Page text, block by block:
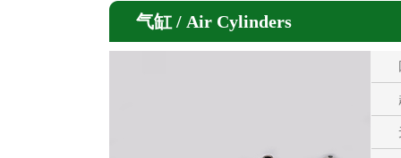
气缸 / Air Cylinders